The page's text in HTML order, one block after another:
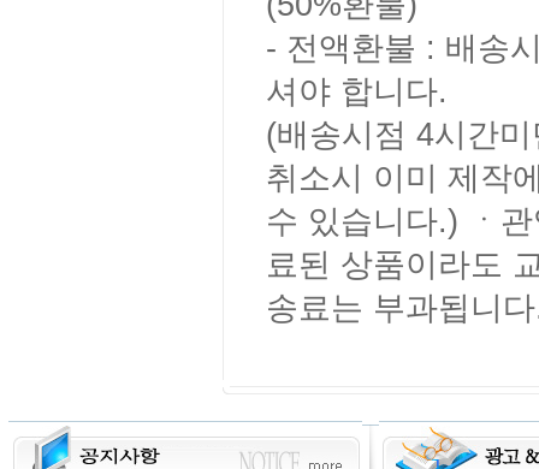
- 전액환불 : 배송
셔야 합니다.
(배송시점 4시간
취소시 이미 제작
수 있습니다.) ㆍ
료된 상품이라도
송료는 부과됩니